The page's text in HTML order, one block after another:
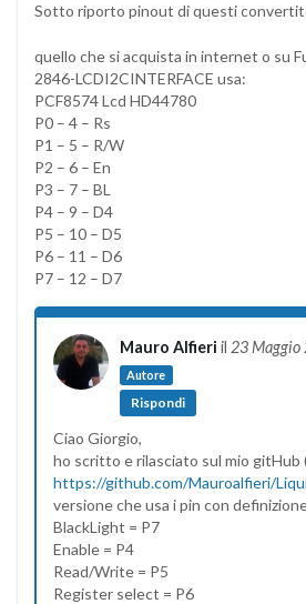
Sotto riporto pinout di questi
quello che si acquista in internet o su
2846-LCDI2CINTERFACE usa:
PCF8574 Lcd HD44780
P0 – 4 – Rs
P1 – 5 – R/W
P2 – 6 – En
P3 – 7 – BL
P4 – 9 – D4
P5 – 10 – D5
P6 – 11 – D6
P7 – 12 – D7
Mauro Alfieri il 23 Maggio
Autore
Rispondi
Ciao Giorgio,
ho scritto e rilasciato sul mio gitHub
https://github.com/Mauroalfieri/
versione che usa i pin con
BlackLight = P7
Enable = P4
Read/Write = P5
Register select = P6